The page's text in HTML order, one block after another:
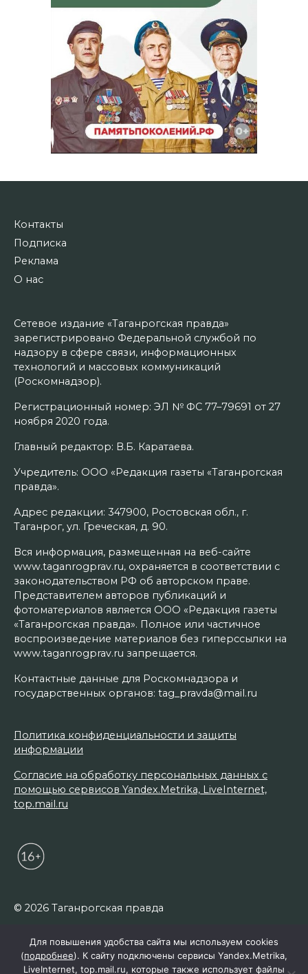
Контакты
Подписка
Реклама
О нас
Сетевое издание «Таганрогская правда»
зарегистрировано Федеральной службой по
надзору в сфере связи, информационных
технологий и массовых коммуникаций
(Роскомнадзор).
Регистрационный номер: ЭЛ № ФС 77–79691 от 27
ноября 2020 года.
Главный редактор: В.Б. Каратаева.
Учредитель: ООО «Редакция газеты «Таганрогская
правда».
Адрес редакции: 347900, Ростовская обл., г.
Таганрог, ул. Греческая, д. 90.
Вся информация, размещенная на веб-сайте
www.taganrogprav.ru, охраняется в соответствии с
законодательством РФ об авторском праве.
Представителем авторов публикаций и
фотоматериалов является ООО «Редакция газеты
«Таганрогская правда». Полное или частичное
воспроизведение материалов без гиперссылки на
www.taganrogprav.ru запрещается.
Контактные данные для Роскомнадзора и
государственных органов: tag_pravda@mail.ru
Политика конфиденциальности и защиты
информации
Согласие на обработку персональных данных с
помощью сервисов Yandex.Metrika, LiveInternet,
top.mail.ru
© 2026 Таганрогская правда
Для повышения удобства сайта мы используем cookies
(подробнее). К сайту подключены сервисы Yandex.Metrika,
LiveInternet, top.mail.ru, которые также использует файлы